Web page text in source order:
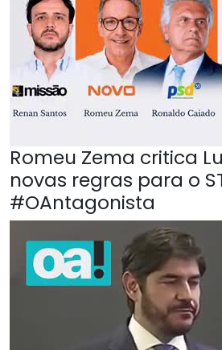
Romeu Zema critica
novas regras para o
#OAntagonista